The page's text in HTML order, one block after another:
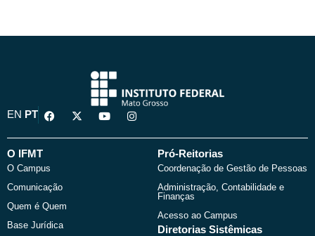
EN PT
F
a
e
o
k
X
-
w
Y
o
t
I
n
t
O IFMT
O Campus
Comunicação
Quem é Quem
Base Jurídica
Pró-Reitorias
Coordenação de Gestão de Pessoas
Administração, Contabilidade e
Finanças
Acesso ao Campus
Diretorias Sistêmicas